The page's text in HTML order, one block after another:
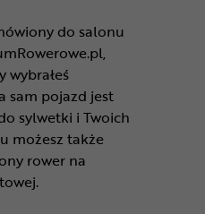
do salonu
wybrałeś
sam pojazd jest
sylwetki i Twoich
możesz także
rower na